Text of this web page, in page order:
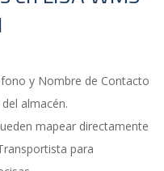
y Nombre de Contacto
almacén.
mapear directamente
para